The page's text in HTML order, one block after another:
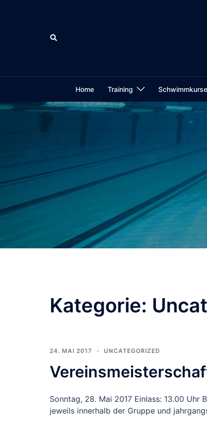
Suche
Home Training Schwimmkurse
Kategorie:
24. MAI 2017 UNCATEGORIZED
Sonntag, 28. Mai 2017 Einlass: 13.00 Uhr
jeweils innerhalb der Gruppe und